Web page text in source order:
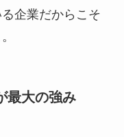
企業だからこそ
最大の強み